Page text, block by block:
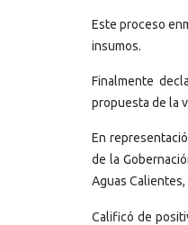
Este proceso
insumos.
Finalmente
propuesta de la
En
de la
Aguas
Calificó de